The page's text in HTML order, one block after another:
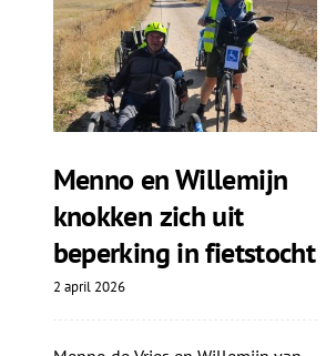
Menno en Willemijn
knokken zich uit
beperking in fietstocht
2 april 2026